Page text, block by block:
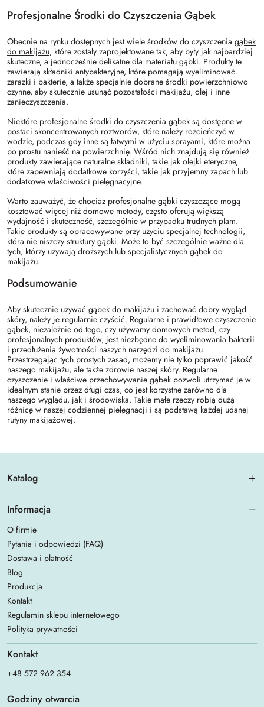
Profesjonalne Środki do Czyszczenia Gąbek
Obecnie na rynku dostępnych jest wiele środków do czyszczenia gąbek
do makijażu, które zostały zaprojektowane tak, aby były jak najbardziej
skuteczne, a jednocześnie delikatne dla materiału gąbki. Produkty te
zawierają składniki antybakteryjne, które pomagają wyeliminować
zarazki i bakterie, a także specjalnie dobrane środki powierzchniowo
czynne, aby skutecznie usunąć pozostałości makijażu, olej i inne
zanieczyszczenia.
Niektóre profesjonalne środki do czyszczenia gąbek są dostępne w
postaci skoncentrowanych roztworów, które należy rozcieńczyć w
wodzie, podczas gdy inne są łatwymi w użyciu sprayami, które można
po prostu nanieść na powierzchnię. Wśród nich znajdują się również
produkty zawierające naturalne składniki, takie jak olejki eteryczne,
które zapewniają dodatkowe korzyści, takie jak przyjemny zapach lub
dodatkowe właściwości pielęgnacyjne.
Warto zauważyć, że chociaż profesjonalne gąbki czyszczące mogą
kosztować więcej niż domowe metody, często oferują większą
wydajność i skuteczność, szczególnie w przypadku trudnych plam.
Takie produkty są opracowywane przy użyciu specjalnej technologii,
która nie niszczy struktury gąbki. Może to być szczególnie ważne dla
tych, którzy używają droższych lub specjalistycznych gąbek do
makijażu.
Podsumowanie
Aby skutecznie używać gąbek do makijażu i zachować dobry wygląd
skóry, należy je regularnie czyścić. Regularne i prawidłowe czyszczenie
gąbek, niezależnie od tego, czy używamy domowych metod, czy
profesjonalnych produktów, jest niezbędne do wyeliminowania bakterii
i przedłużenia żywotności naszych narzędzi do makijażu.
Przestrzegając tych prostych zasad, możemy nie tylko poprawić jakość
naszego makijażu, ale także zdrowie naszej skóry. Regularne
czyszczenie i właściwe przechowywanie gąbek pozwoli utrzymać je w
idealnym stanie przez długi czas, co jest korzystne zarówno dla
naszego wyglądu, jak i środowiska. Takie małe rzeczy robią dużą
różnicę w naszej codziennej pielęgnacji i są podstawą każdej udanej
rutyny makijażowej.
Katalog
Informacja
O firmie
Pytania i odpowiedzi (FAQ)
Dostawa i płatność
Blog
Produkcja
Kontakt
Regulamin sklepu internetowego
Polityka prywatności
Kontakt
+48 572 962 354
Godziny otwarcia